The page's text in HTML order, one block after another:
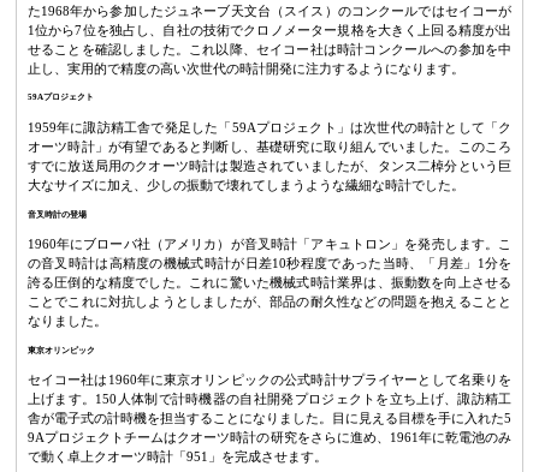
た1968年から参加したジュネーブ天文台（スイス）のコンクールではセイコーが
1位から7位を独占し、自社の技術でクロノメーター規格を大きく上回る精度が出
せることを確認しました。これ以降、セイコー社は時計コンクールへの参加を中
止し、実用的で精度の高い次世代の時計開発に注力するようになります。
59Aプロジェクト
1959年に諏訪精工舎で発足した「59Aプロジェクト」は次世代の時計として「ク
オーツ時計」が有望であると判断し、基礎研究に取り組んでいました。このころ
すでに放送局用のクオーツ時計は製造されていましたが、タンス二棹分という巨
大なサイズに加え、少しの振動で壊れてしまうような繊細な時計でした。
音叉時計の登場
1960年にブローバ社（アメリカ）が音叉時計「アキュトロン」を発売します。こ
の音叉時計は高精度の機械式時計が日差10秒程度であった当時、「月差」1分を
誇る圧倒的な精度でした。これに驚いた機械式時計業界は、振動数を向上させる
ことでこれに対抗しようとしましたが、部品の耐久性などの問題を抱えることと
なりました。
東京オリンピック
セイコー社は1960年に東京オリンピックの公式時計サプライヤーとして名乗りを
上げます。150人体制で計時機器の自社開発プロジェクトを立ち上げ、諏訪精工
舎が電子式の計時機を担当することになりました。目に見える目標を手に入れた5
9Aプロジェクトチームはクオーツ時計の研究をさらに進め、1961年に乾電池のみ
で動く卓上クオーツ時計「951」を完成させます。